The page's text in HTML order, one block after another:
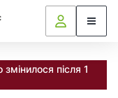
після 1